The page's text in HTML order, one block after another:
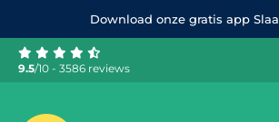
Download onze gratis app
9.5/10 - 3586 reviews